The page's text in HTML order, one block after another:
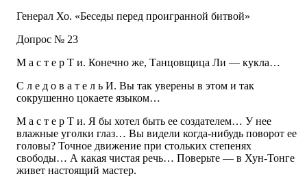
Генерал Хо. «Беседы перед проигранной битвой»
Допрос № 23
М а с т е р Т и. Конечно же, Танцовщица Ли — кукла…
С л е д о в а т е л ь И. Вы так уверены в этом и так
сокрушенно цокаете языком…
М а с т е р Т и. Я бы хотел быть ее создателем… У нее
влажные уголки глаз… Вы видели когда-нибудь поворот ее
головы? Точное движение при стольких степенях
свободы… А какая чистая речь… Поверьте — в Хун-Тонге
живет настоящий мастер.